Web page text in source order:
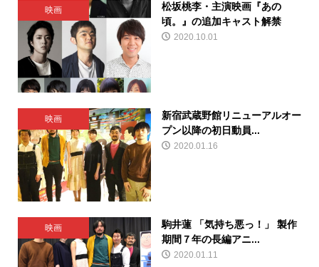
映画
松坂桃李・主演映画『あの
頃。』の追加キャスト解禁
2020.10.01
映画
新宿武蔵野館リニューアルオー
プン以降の初日動員...
2020.01.16
映画
駒井蓮 「気持ち悪っ！」 製作
期間７年の長編アニ...
2020.01.11